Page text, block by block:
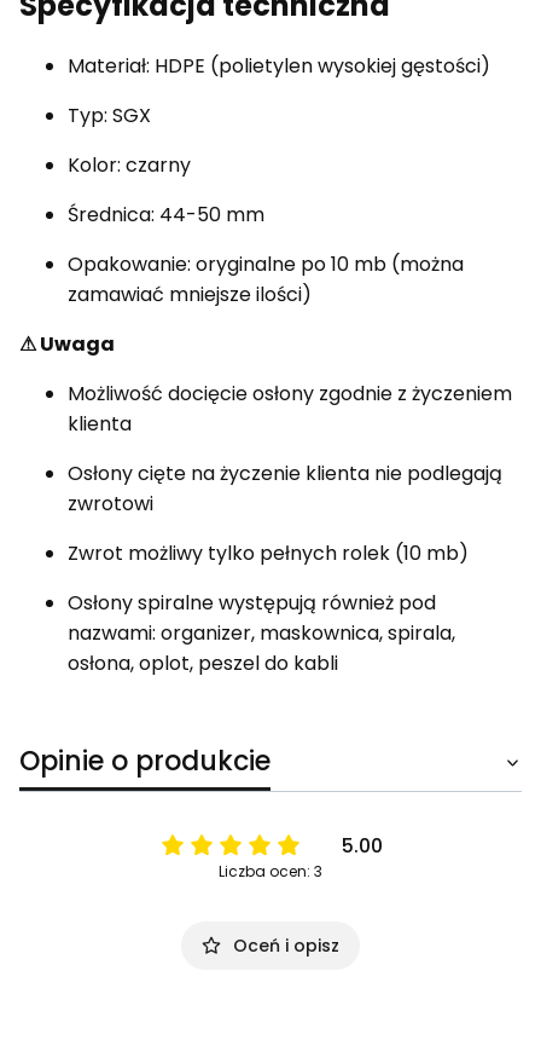
Materiał: HDPE (polietylen wysokiej gęstości)
Typ: SGX
Kolor: czarny
Średnica: 44-50 mm
Opakowanie: oryginalne po 10 mb (można
zamawiać mniejsze ilości)
⚠ Uwaga
Możliwość docięcie osłony zgodnie z życzeniem
klienta
Osłony cięte na życzenie klienta nie podlegają
zwrotowi
Zwrot możliwy tylko pełnych rolek (10 mb)
Osłony spiralne występują również pod
nazwami: organizer, maskownica, spirala,
osłona, oplot, peszel do kabli
Opinie o produkcie
5.00
Liczba ocen: 3
Oceń i opisz